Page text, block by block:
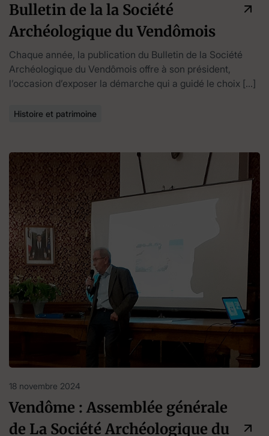
Bulletin de la la Société
Archéologique du Vendômois
Chaque année, la publication du Bulletin de la Société
Archéologique du Vendômois offre à son président,
l’occasion d’exposer la démarche qui a guidé le choix […]
Histoire et patrimoine
18 novembre 2024
Vendôme : Assemblée générale
de La Société Archéologique du